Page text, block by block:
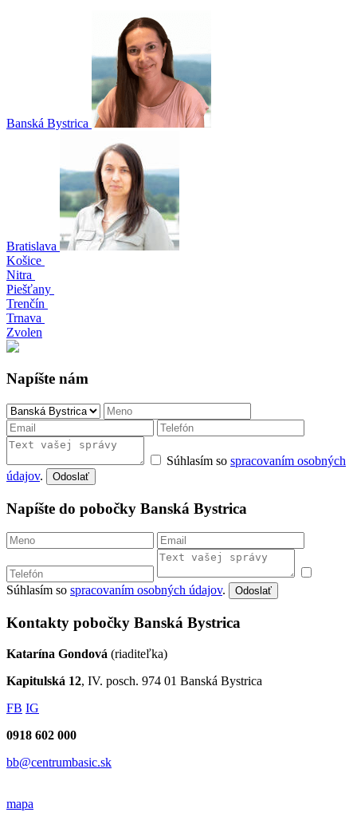
Banská Bystrica
Bratislava
Košice
Nitra
Piešťany
Trenčín
Trnava
Zvolen
Napíšte nám
Súhlasím so spracovaním osobných
údajov. Odoslať
Napíšte do pobočky Banská Bystrica
Súhlasím so spracovaním osobných údajov. Odoslať
Kontakty pobočky Banská Bystrica
Katarína Gondová (riaditeľka)
Kapitulská 12, IV. posch. 974 01 Banská Bystrica
FB IG
0918 602 000
bb@centrumbasic.sk
mapa